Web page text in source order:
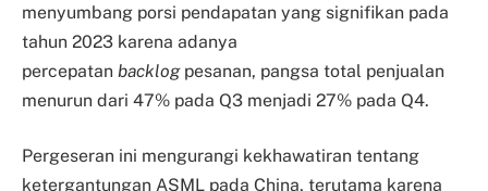
menyumbang porsi pendapatan yang signifikan pada
tahun 2023 karena adanya
percepatan backlogpesanan, pangsa total penjualan
menurun dari 47% pada Q3 menjadi 27% pada Q4.
Pergeseran ini mengurangi kekhawatiran tentang
ketergantungan ASML pada China, terutama karena